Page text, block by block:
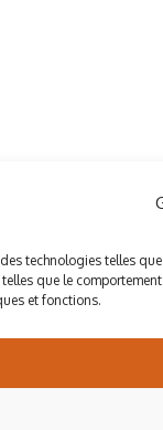
technologies telles
que le
et fonctions.